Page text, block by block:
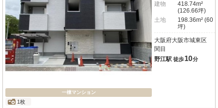
一棟マンション
1枚
建物
418.74m²
(126.66坪)
土地
198.36m² (60
坪)
大阪府大阪市城東区
関目
野江駅 徒歩10分